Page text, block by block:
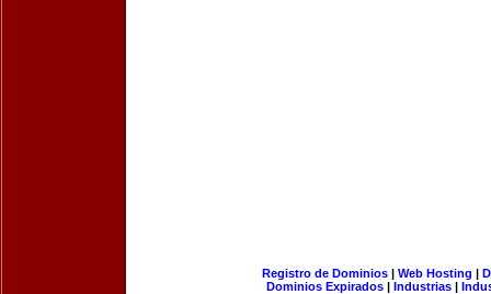
Registro de Dominios| Web Hosting |
Dominios Expirados | Industrias |